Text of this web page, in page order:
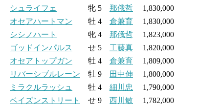
シュライフェ
牝 5 那俄哲 1,830,000
オセアハートマン 牡 4 倉兼育 1,830,000
シシノハート
牝 4 那俄哲 1,823,000
ゴッドインパルス
せ 5 工藤真 1,820,000
オセアトップガン 牡 4 倉兼育 1,809,000
リバーシブルレーン 牡 9 田中伸 1,800,000
ミラクルラッシュ
牡 4 細川忠
1,790,000
ベイズンストリート
せ 9 西川敏 1,782,000